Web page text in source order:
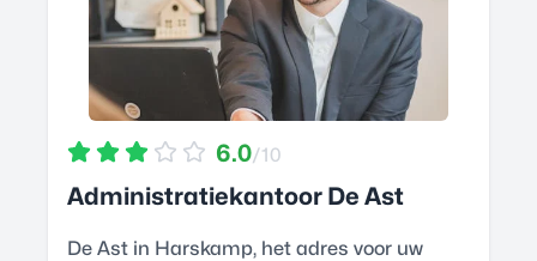
6.0/10
Administratiekantoor De Ast
De Ast in Harskamp, het adres voor uw